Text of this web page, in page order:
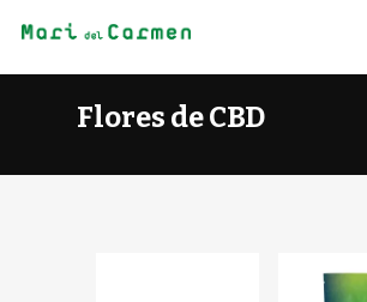
Flores de CBD